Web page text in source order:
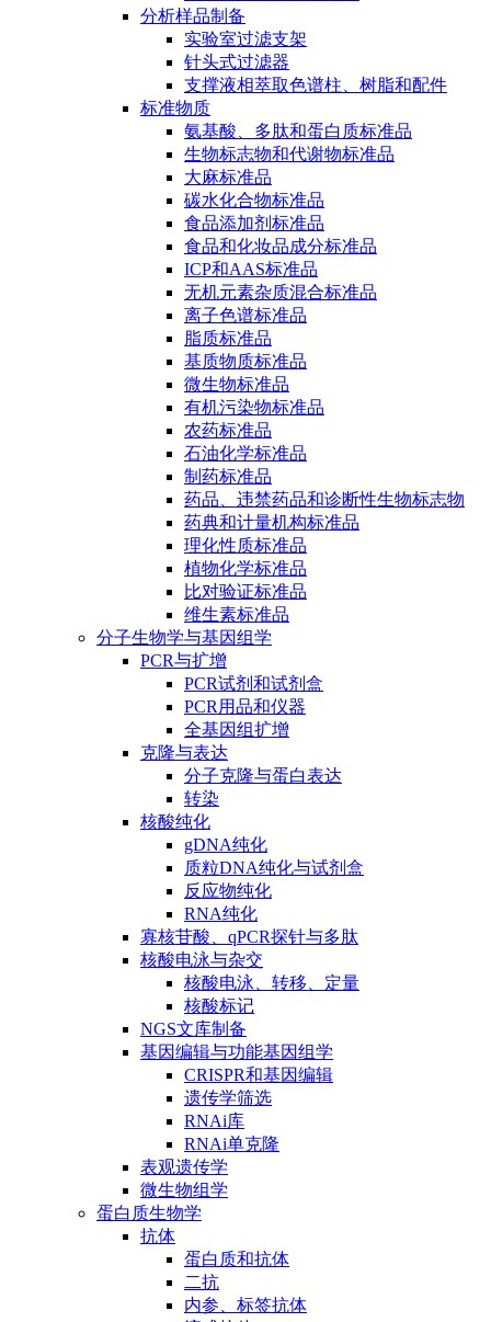
分析样品制备
实验室过滤支架
针头式过滤器
支撑液相萃取色谱柱、树脂和配件
标准物质
氨基酸、多肽和蛋白质标准品
生物标志物和代谢物标准品
大麻标准品
碳水化合物标准品
食品添加剂标准品
食品和化妆品成分标准品
ICP和AAS标准品
无机元素杂质混合标准品
离子色谱标准品
脂质标准品
基质物质标准品
微生物标准品
有机污染物标准品
农药标准品
石油化学标准品
制药标准品
药品、违禁药品和诊断性生物标志物
药典和计量机构标准品
理化性质标准品
植物化学标准品
比对验证标准品
维生素标准品
分子生物学与基因组学
PCR与扩增
PCR试剂和试剂盒
PCR用品和仪器
全基因组扩增
克隆与表达
分子克隆与蛋白表达
转染
核酸纯化
gDNA纯化
质粒DNA纯化与试剂盒
反应物纯化
RNA纯化
寡核苷酸、qPCR探针与多肽
核酸电泳与杂交
核酸电泳、转移、定量
核酸标记
NGS文库制备
基因编辑与功能基因组学
CRISPR和基因编辑
遗传学筛选
RNAi库
RNAi单克隆
表观遗传学
微生物组学
蛋白质生物学
抗体
蛋白质和抗体
二抗
内参、标签抗体